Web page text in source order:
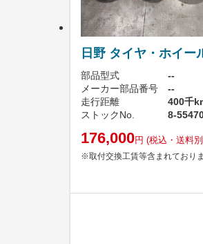
日野 タイヤ・ホイー
部品型式
--
メーカー部品番号
--
走行距離
400千
ストックNo.
8-
176,000円 (税込・送料
※取付交換工賃等含まれており